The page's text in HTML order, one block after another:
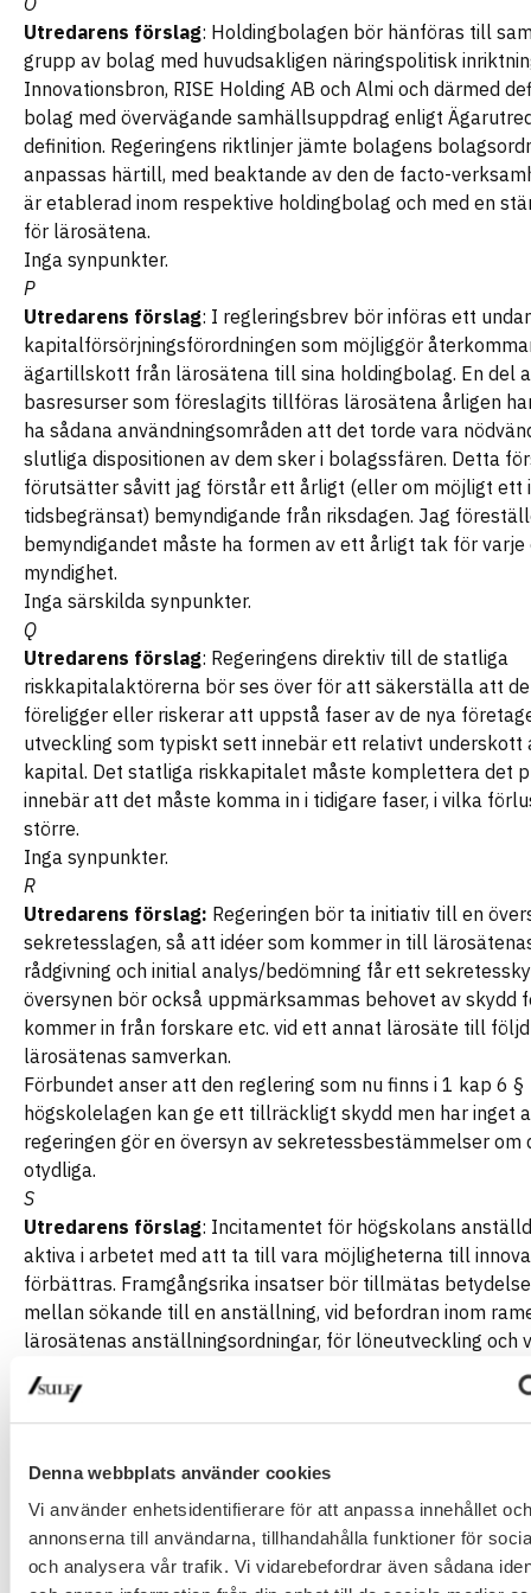
Denna webbplats använder cookies
Vi använder enhetsidentifierare för att anpassa innehållet och
annonserna till användarna, tillhandahålla funktioner för
och analysera vår trafik. Vi vidarebefordrar även sådana
Utredarens förslag: Holdingbolagen bör hänföras till
grupp av bolag med huvudsakligen näringspolitisk
Innovationsbron, RISE Holding AB och Almi och därmed
bolag med övervägande samhällsuppdrag enligt
definition. Regeringens riktlinjer jämte bolagens
anpassas härtill, med beaktande av den de facto-
är etablerad inom respektive holdingbolag och med en
för lärosätena.
Inga synpunkter.
P
Utredarens förslag: I regleringsbrev bör införas ett
kapitalförsörjningsförordningen som möjliggör
ägartillskott från lärosätena till sina holdingbolag. En del
basresurser som föreslagits tillföras lärosätena årligen
ha sådana användningsområden att det torde vara
slutliga dispositionen av dem sker i bolagssfären. Detta
förutsätter såvitt jag förstår ett årligt (eller om möjligt ett
tidsbegränsat) bemyndigande från riksdagen. Jag
bemyndigandet måste ha formen av ett årligt tak för varje
myndighet.
Inga särskilda synpunkter.
Q
Utredarens förslag: Regeringens direktiv till de statliga
riskkapitalaktörerna bör ses över för att säkerställa att
föreligger eller riskerar att uppstå faser av de nya
utveckling som typiskt sett innebär ett relativt underskott
kapital. Det statliga riskkapitalet måste komplettera det
innebär att det måste komma in i tidigare faser, i vilka
större.
Inga synpunkter.
R
Utredarens förslag: Regeringen bör ta initiativ till en
sekretesslagen, så att idéer som kommer in till
rådgivning och initial analys/bedömning får ett
översynen bör också uppmärksammas behovet av skydd
kommer in från forskare etc. vid ett annat lärosäte till
lärosätenas samverkan.
Förbundet anser att den reglering som nu finns i 1 kap 6 §
högskolelagen kan ge ett tillräckligt skydd men har inget
regeringen gör en översyn av sekretessbestämmelser om
otydliga.
S
Utredarens förslag: Incitamentet för högskolans
aktiva i arbetet med att ta till vara möjligheterna till
förbättras. Framgångsrika insatser bör tillmätas
mellan sökande till en anställning, vid befordran inom
lärosätenas anställningsordningar, för löneutveckling och
fördelningen av resurser. Väsentligen är detta frågor för
lärosätet att fatta beslut om. Stimulans till ett införande
tydliggörande av sådana incitament bör ske genom ett
föreskrifterna i 4 kap. 3–4 §§ högskoleförordningen
bedömningsgrunderna vid anställning av professor och
framgår att skicklighet avseende nyttiggörande av
och annan samverkan utgör en av bedömningsgrunderna.